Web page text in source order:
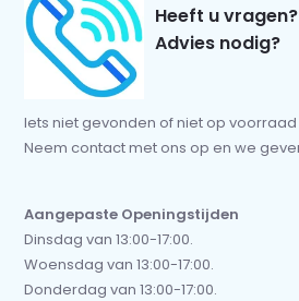
Heeft u vragen?
Advies nodig?
Iets niet gevonden of niet op voorraad
Neem contact met ons op en we
Aangepaste Openingstijden
Dinsdag van 13:00-17:00.
Woensdag van 13:00-17:00.
Donderdag van 13:00-17:00.